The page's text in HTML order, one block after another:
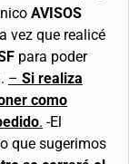
AVISOS
vez que realicé
para poder
– Si realiza
como
. -El
que sugerimos